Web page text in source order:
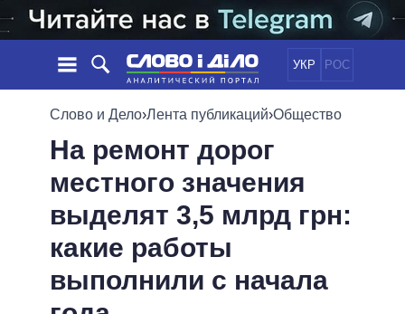
УКР РОС
НОВОСТИ
ЛЕНТА
СОБЫТИЯ
СТАТЬИ
МНЕНИЯ
ОБЗОРЫ
ДАЙДЖЕСТЫ
ПОЛИТИКА
ЭКОНОМИКА
ОБЩЕСТВО
ОБЕЩАНИЯ
ПОЛИТИКИ
ВСЕ ПОЛИТИКИ
ПРЕЗИДЕНТ И ОФИС
ВЕРХОВНАЯ РАДА
ИНФОГРАФИКА
ВИДЕО
Слово и Дело›Лента публикаций›Общество
На ремонт дорог
местного значения
выделят 3,5 млрд грн:
какие работы
выполнили с начала